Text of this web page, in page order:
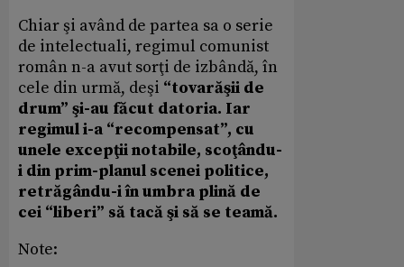
Chiar şi având de partea sa o serie
de intelectuali, regimul comunist
român n-a avut sorţi de izbândă, în
cele din urmă, deşi “tovarăşii de
drum” şi-au făcut datoria. Iar
regimul i-a “recompensat”, cu
unele excepţii notabile, scoţându-
i din prim-planul scenei politice,
retrăgându-i în umbra plină de
cei “liberi” să tacă şi să se teamă.
Note: